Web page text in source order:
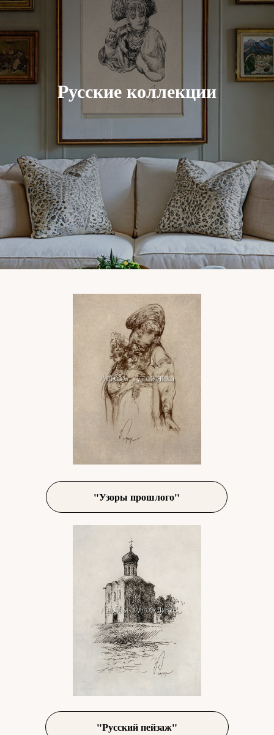
Русские коллекции
"Русский пейзаж"
"Узоры прошлого"